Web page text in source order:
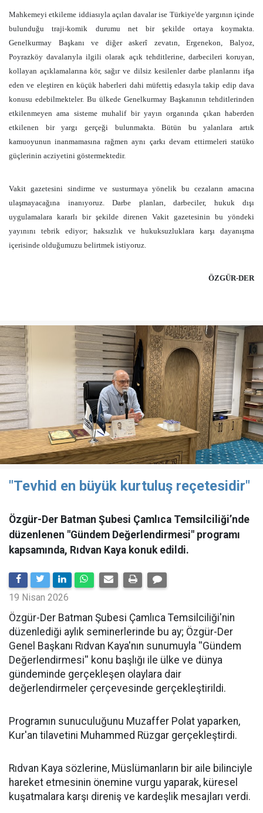
Mahkemeyi etkileme iddiasıyla açılan davalar ise Türkiye'de yargının içinde
bulunduğu traji-komik durumu net bir şekilde ortaya koymakta.
Genelkurmay Başkanı ve diğer askerî zevatın, Ergenekon, Balyoz,
Poyrazköy davalarıyla ilgili olarak açık tehditlerine, darbecileri koruyan,
kollayan açıklamalarına kör, sağır ve dilsiz kesilenler darbe planlarını ifşa
eden ve eleştiren en küçük haberleri dahi müfettiş edasıyla takip edip dava
konusu edebilmekteler. Bu ülkede Genelkurmay Başkanının tehditlerinden
etkilenmeyen ama sisteme muhalif bir yayın organında çıkan haberden
etkilenen bir yargı gerçeği bulunmakta. Bütün bu yalanlara artık
kamuoyunun inanmamasına rağmen aynı çarkı devam ettirmeleri statüko
güçlerinin acziyetini göstermektedir.
Vakit gazetesini sindirme ve susturmaya yönelik bu cezaların amacına
ulaşmayacağına inanıyoruz. Darbe planları, darbeciler, hukuk dışı
uygulamalara kararlı bir şekilde direnen Vakit gazetesinin bu yöndeki
yayınını tebrik ediyor; haksızlık ve hukuksuzluklara karşı dayanışma
içerisinde olduğumuzu belirtmek istiyoruz.
ÖZGÜR-DER
"Tevhid en büyük kurtuluş reçetesidir"
Özgür-Der Batman Şubesi Çamlıca Temsilciliği’nde
düzenlenen "Gündem Değerlendirmesi" programı
kapsamında, Rıdvan Kaya konuk edildi.
19 Nisan 2026
​Özgür-Der Batman Şubesi Çamlıca Temsilciliği'nin
düzenlediği aylık seminerlerinde bu ay; Özgür-Der
Genel Başkanı Rıdvan Kaya'nın sunumuyla ''Gündem
Değerlendirmesi'' konu başlığı ile ülke ve dünya
gündeminde gerçekleşen olaylara dair
değerlendirmeler çerçevesinde gerçekleştirildi.
Programın sunuculuğunu Muzaffer Polat yaparken,
Kur'an tilavetini Muhammed Rüzgar gerçekleştirdi.
Rıdvan Kaya sözlerine, Müslümanların bir aile bilinciyle
hareket etmesinin önemine vurgu yaparak, küresel
kuşatmalara karşı direniş ve kardeşlik mesajları verdi.